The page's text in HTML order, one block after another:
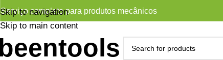
Skip to navigation
Skip to main content
Serviço completo para produtos mecânicos